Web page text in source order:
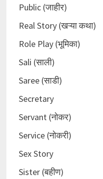
Public (जाहीर)
Real Story (खऱ्या कथा)
Role Play (भूमिका)
Sali (साली)
Saree (साडी)
Secretary
Servant (नोकर)
Service (नोकरी)
Sex Story
Sister (बहीण)